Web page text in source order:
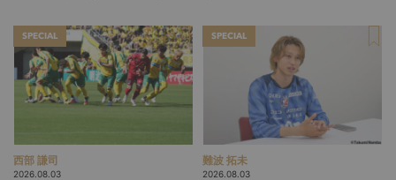
SPECIAL
西部 謙司
2026.08.03
SPECIAL
難波 拓未
2026.08.03